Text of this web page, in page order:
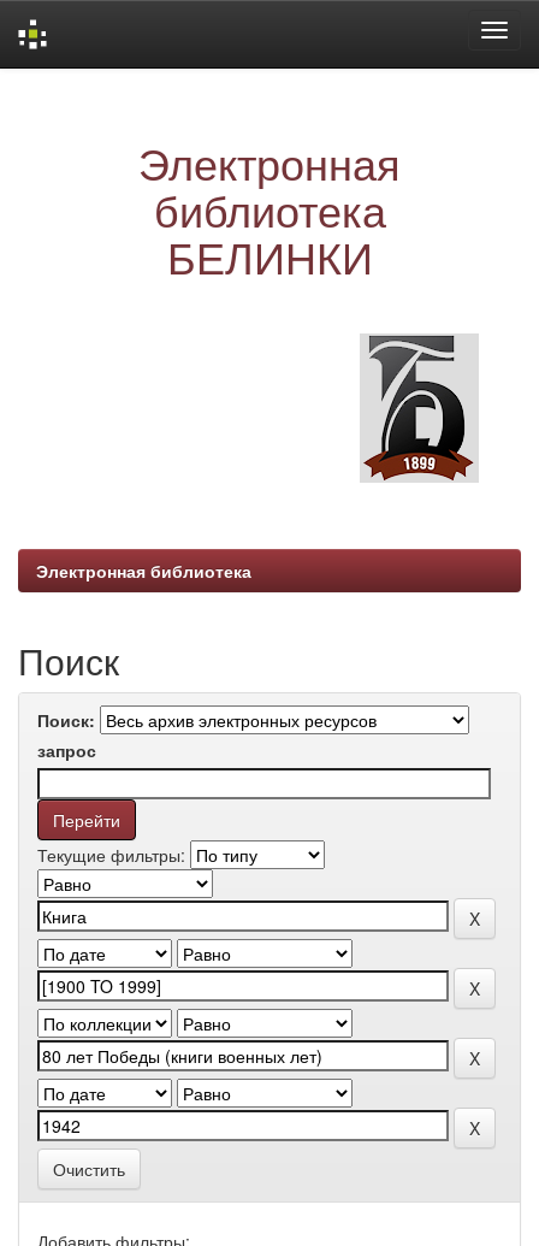
Электронная
библиотека
БЕЛИНКИ
Электронная библиотека
Поиск
Поиск:
запрос
Текущие фильтры:
Очистить
Добавить фильтры: